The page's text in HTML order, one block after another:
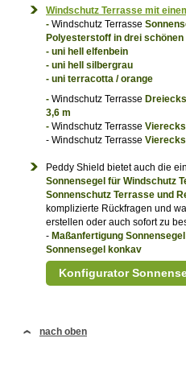
Windschutz Terrasse mit
- Windschutz Terrasse
Polyesterstoff in drei schönen
- uni hell elfenbein
- uni hell silbergrau
- uni terracotta / orange
- Windschutz Terrasse
3,6 m
- Windschutz Terrasse
- Windschutz Terrasse
Peddy Shield bietet auch die
Sonnensegel für Windschutz
Sonnenschutz Terrasse und
komplizierte Rückfragen und
erstellen oder auch sofort zu
- Maßanfertigung
Sonnensegel konkav
Konfigurator
nach oben